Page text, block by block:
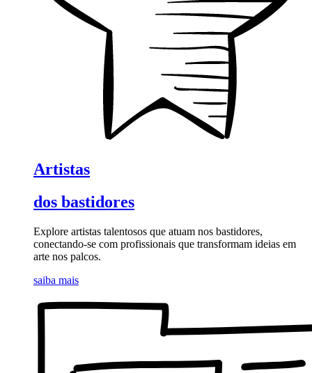
Artistas
dos bastidores
Explore artistas talentosos que atuam nos bastidores,
conectando-se com profissionais que transformam ideias em
arte nos palcos.
saiba mais